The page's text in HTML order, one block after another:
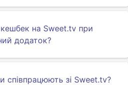
на Sweet.tv при
додаток?
співпрацюють зі Sweet.tv?